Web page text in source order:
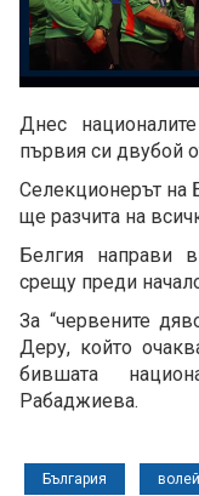
Днес
първия си двубой
Селекционерът
ще разчита на
Белгия направи
срещу преди
За “червените
Деру, който
бившата
Рабаджиева.
България